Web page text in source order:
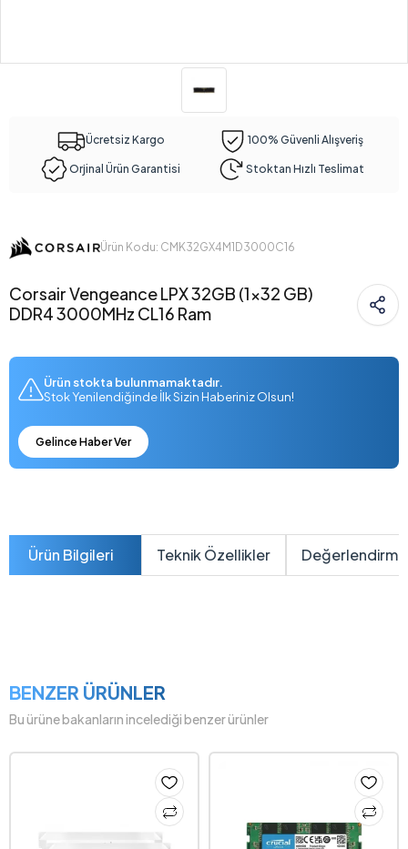
Ücretsiz Kargo 100% Güvenli Alışveriş
Orjinal Ürün Garantisi Stoktan Hızlı Teslimat
Ürün Kodu: CMK32GX4M1D3000C16
Corsair Vengeance LPX 32GB (1x32 GB)
DDR4 3000MHz CL16 Ram
Ürün stokta bulunmamaktadır.
Stok Yenilendiğinde İlk Sizin Haberiniz Olsun!
Gelince Haber Ver
Ürün Bilgileri Teknik Özellikler
BENZER ÜRÜNLER
Bu ürüne bakanların incelediği benzer ürünler